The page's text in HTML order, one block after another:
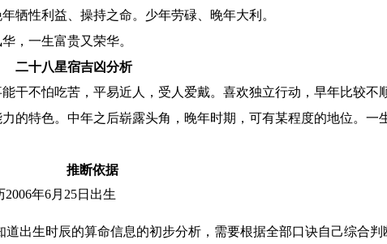
牺性利益、操持之命。少年劳碌、晚年大利。
，一生富贵又荣华。
二十八星宿吉凶分析
干不怕吃苦，平易近人，受人爱戴。喜欢独立行动，早年比较不
的特色。中年之后崭露头角，晚年时期，可有某程度的地位。一
推断依据
2006年6月25日出生
出生时辰的算命信息的初步分析，需要根据全部口诀自己综合判